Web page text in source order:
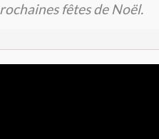
fêtes de Noël.